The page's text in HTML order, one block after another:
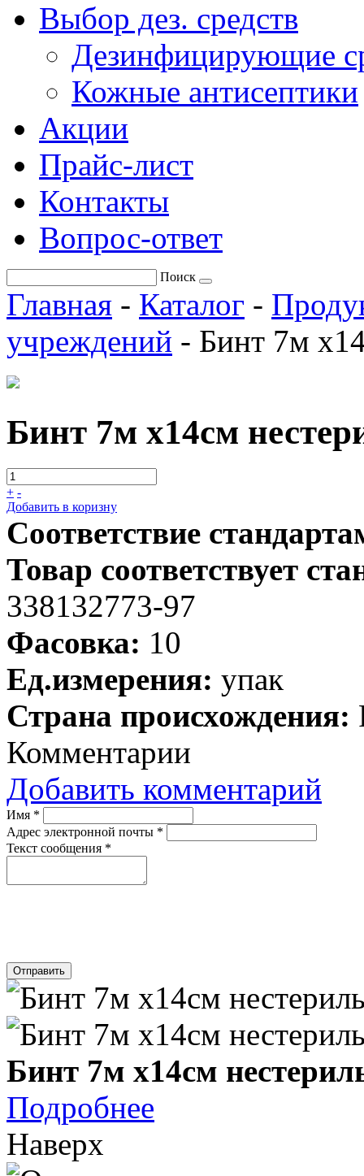
Выбор дез. средств
Дезинфицирующие
Кожные антисептики
Акции
Прайс-лист
Контакты
Вопрос-ответ
Поиск
Главная - Каталог -
учреждений - Бинт 7м
Бинт 7м х14см
+ -
Добавить в коризну
Соответствие
Товар соответствует
338132773-97
Фасовка: 10
Ед.измерения: упак
Страна происхождения:
Комментарии
Добавить комментарий
Имя *
Адрес электронной почты *
Текст сообщения *
Отправить
Бинт 7м х14см
Подробнее
Наверх